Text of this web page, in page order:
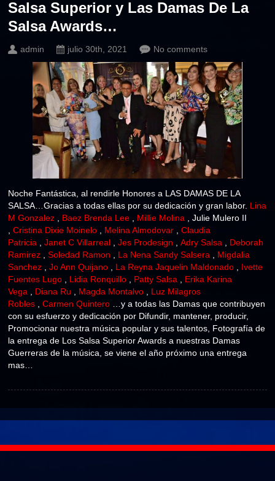
Salsa Superior y Las Damas De La
Salsa Awards…
admin julio 30th, 2021 No comments
Noche Fantástica, al rendirle Honores a LAS DAMAS DE LA
SALSA…Gracias a todas ellas por su dedicación y gran labor. Lina
M Gonzalez , Baez Brenda Lee , Millie Molina , Julie Mulero II
,Cristina Dixie Moinelo , Melina Almodovar ,Claudia
Patricia ,Janet C Villarreal ,Jes Prodesign ,Adry Salsa , Deborah
Ramirez ,Soledad Ramon , La Nena Sandy Salsera , Migdalia
Sanchez ,Jo Ann Quijano , La Reyna Jaquelin Maldonado , Ivette
Fuentes Lugo , Lidia Ronquillo , Patty Salsa , Erika Karina
Vega , Diana Ru , Magda Montalvo , Luz Milagros
Robles ,Carmen Quintero …y a todas las Damas que contribuyen
con su esfuerzo y dedicación por Difundir, mantener, producir,
Promocionar nuestra música popular y sus talentos, Fotografía de
la entrega de Los Salsa Superior Awards a nuestras Damas
Guerreras de la música, se viene el año próximo una entrega
mas…